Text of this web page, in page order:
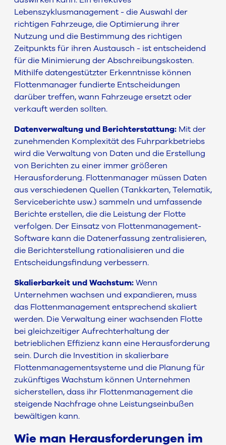
Lebenszyklusmanagement - die Auswahl der
richtigen Fahrzeuge, die Optimierung ihrer
Nutzung und die Bestimmung des richtigen
Zeitpunkts für ihren Austausch - ist entscheidend
für die Minimierung der Abschreibungskosten.
Mithilfe datengestützter Erkenntnisse können
Flottenmanager fundierte Entscheidungen
darüber treffen, wann Fahrzeuge ersetzt oder
verkauft werden sollten.
Datenverwaltung und Berichterstattung: Mit der
zunehmenden Komplexität des Fuhrparkbetriebs
wird die Verwaltung von Daten und die Erstellung
von Berichten zu einer immer größeren
Herausforderung. Flottenmanager müssen Daten
aus verschiedenen Quellen (Tankkarten, Telematik,
Serviceberichte usw.) sammeln und umfassende
Berichte erstellen, die die Leistung der Flotte
verfolgen. Der Einsatz von Flottenmanagement-
Software kann die Datenerfassung zentralisieren,
die Berichterstellung rationalisieren und die
Entscheidungsfindung verbessern.
Skalierbarkeit und Wachstum:Wenn
Unternehmen wachsen und expandieren, muss
das Flottenmanagement entsprechend skaliert
werden. Die Verwaltung einer wachsenden Flotte
bei gleichzeitiger Aufrechterhaltung der
betrieblichen Effizienz kann eine Herausforderung
sein. Durch die Investition in skalierbare
Flottenmanagementsysteme und die Planung für
zukünftiges Wachstum können Unternehmen
sicherstellen, dass ihr Flottenmanagement die
steigende Nachfrage ohne Leistungseinbußen
bewältigen kann.
Wie man Herausforderungen im